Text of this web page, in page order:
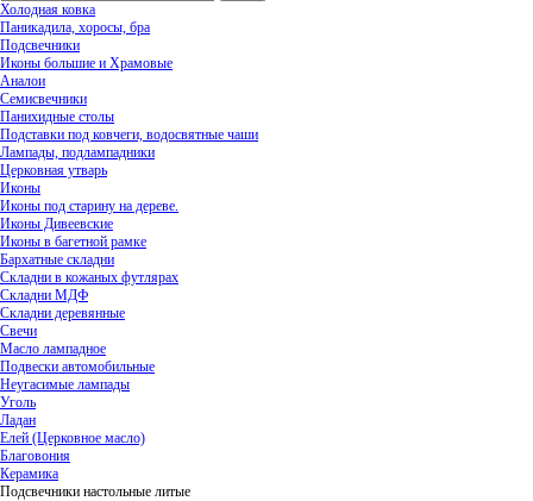
Холодная ковка
Паникадила, хоросы, бра
Подсвечники
Иконы большие и Храмовые
Аналои
Семисвечники
Панихидные столы
Подставки под ковчеги, водосвятные чаши
Лампады, подлампадники
Церковная утварь
Иконы
Иконы под старину на дереве.
Иконы Дивеевские
Иконы в багетной рамке
Бархатные складни
Складни в кожаных футлярах
Складни МДФ
Складни деревянные
Свечи
Масло лампадное
Подвески автомобильные
Неугасимые лампады
Уголь
Ладан
Елей (Церковное масло)
Благовония
Керамика
Подсвечники настольные литые